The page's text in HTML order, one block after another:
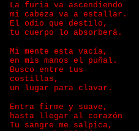
La furia va ascendiendo
mi cabeza va a estallar.
El odio que destilo,
tu cuerpo lo absorberá.
Mi mente esta vacía,
en mis manos el puñal.
Busco entre tus
costillas,
un lugar para clavar.
Entra firme y suave,
hasta llegar al corazón
Tu sangre me salpica,